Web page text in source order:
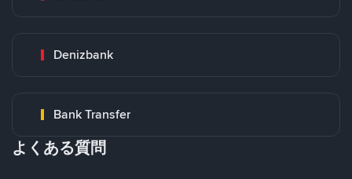
Denizbank
Bank Transfer
よくある質問